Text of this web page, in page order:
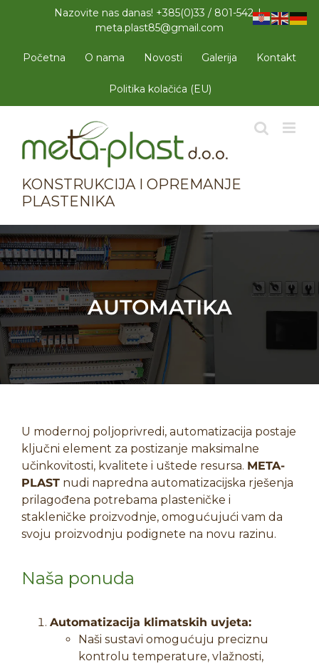
Nazovite nas danas! +385(0)33 / 801-542 |
meta.plast85@gmail.com
Početna O nama Novosti Galerija Kontakt
Politika kolačića (EU)
KONSTRUKCIJA I OPREMANJE
PLASTENIKA
AUTOMATIKA
U modernoj poljoprivredi, automatizacija postaje
ključni element za postizanje maksimalne
učinkovitosti, kvalitete i uštede resursa. META-
PLAST nudi napredna automatizacijska rješenja
prilagođena potrebama plasteničke i
stakleničke proizvodnje, omogućujući vam da
svoju proizvodnju podignete na novu razinu.
Naša ponuda
Automatizacija klimatskih uvjeta:
Naši sustavi omogućuju preciznu
kontrolu temperature, vlažnosti,